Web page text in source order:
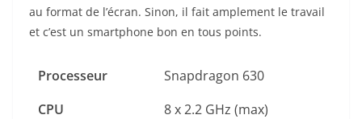
au format de l’écran. Sinon, il fait amplement le travail
et c’est un smartphone bon en tous points.
Processeur
Snapdragon 630
CPU
8 x 2.2 GHz (max)